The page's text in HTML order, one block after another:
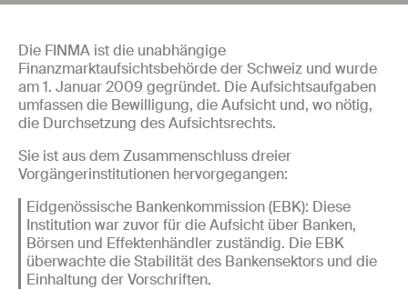
Die FINMA ist die unabhängige
Finanzmarktaufsichtsbehörde der Schweiz und wurde
am 1. Januar 2009 gegründet. Die Aufsichtsaufgaben
umfassen die Bewilligung, die Aufsicht und, wo nötig,
die Durchsetzung des Aufsichtsrechts.
Sie ist aus dem Zusammenschluss dreier
Vorgängerinstitutionen hervorgegangen:
Eidgenössische Bankenkommission (EBK): Diese
Institution war zuvor für die Aufsicht über Banken,
Börsen und Effektenhändler zuständig. Die EBK
überwachte die Stabilität des Bankensektors und die
Einhaltung der Vorschriften.